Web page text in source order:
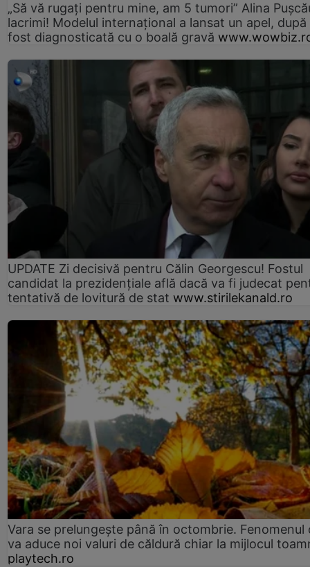
„Să vă rugați pentru mine, am 5 tumori” Alina
lacrimi! Modelul internațional a lansat un apel, după
fost diagnosticată cu o boală gravă
UPDATE Zi decisivă pentru Călin Georgescu! Fostul
candidat la prezidențiale află dacă va fi judecat
tentativă de lovitură de stat www.stirilekanald.ro
Vara se prelungeşte până în octombrie. Fenomenul
va aduce noi valuri de căldură chiar la mijlocul
playtech.ro